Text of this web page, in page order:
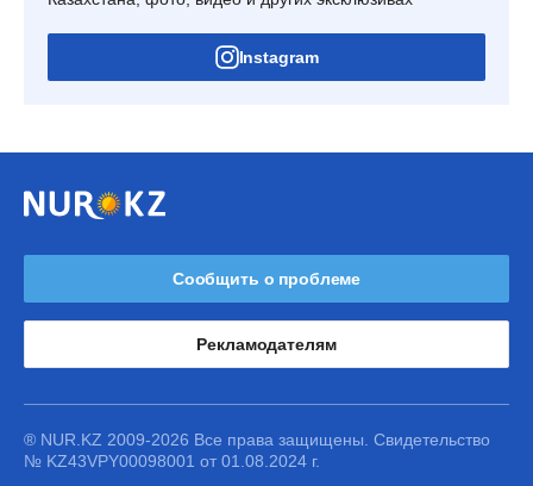
Instagram
Сообщить о проблеме
Рекламодателям
® NUR.KZ 2009-2026 Все права защищены. Свидетельство
№ KZ43VPY00098001 от 01.08.2024 г.